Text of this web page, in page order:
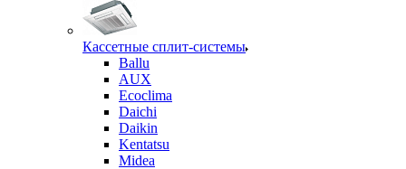
Кассетные сплит-системы
Ballu
AUX
Ecoclima
Daichi
Daikin
Kentatsu
Midea